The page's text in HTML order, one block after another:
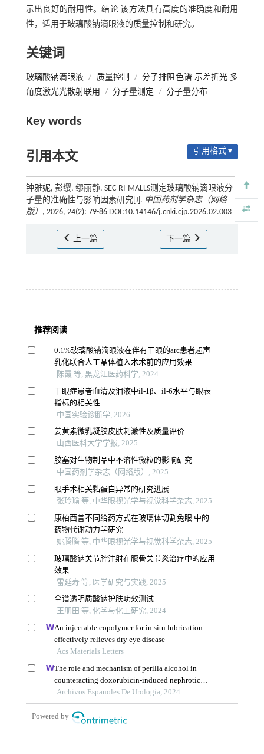
示出良好的耐用性。结论 该方法具有高度的准确度和耐用
性，适用于玻璃酸钠滴眼液的质量控制和研究。
关键词
玻璃酸钠滴眼液 / 质量控制 / 分子排阻色谱-示差折光-多
角度激光光散射联用
/ 分子量测定 / 分子量分布
Key words
引用本文 引用格式 ▾
钟雅妮, 彭缨, 缪丽静. SEC-RI-MALLS测定玻璃酸钠滴眼液分
子量的准确性与影响因素研究[J]. 中国药剂学杂志（网络
版） , 2026, 24(2): 79-86 DOI:10.14146/j.cnki.cjp.2026.02.003
上一篇 下一篇